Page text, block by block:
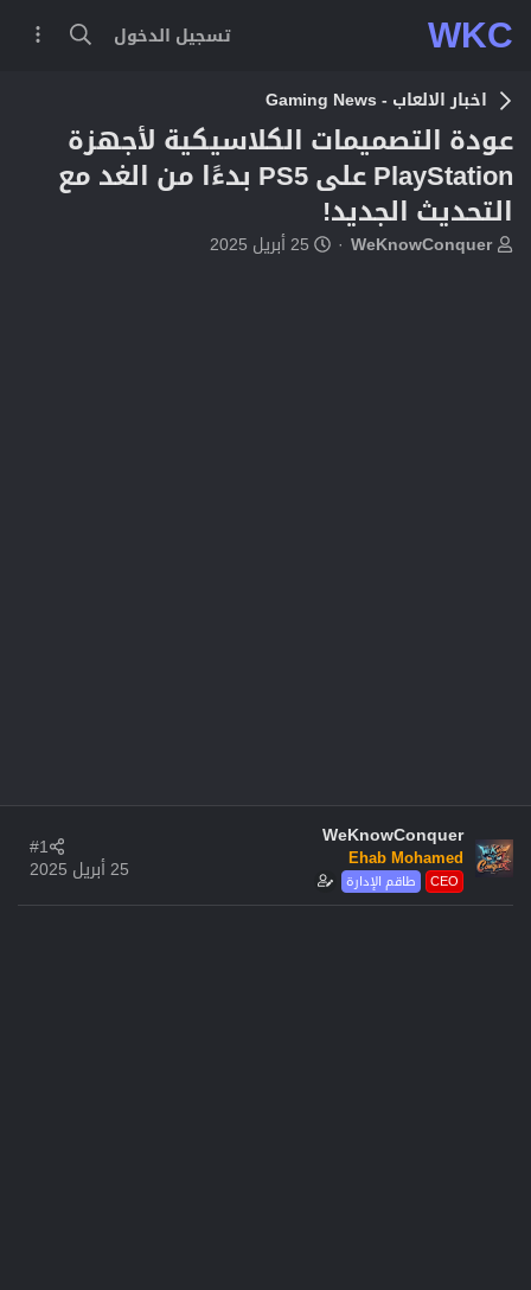
WKC تسجيل الدخول
اخبار الالعاب - Gaming News
عودة التصميمات الكلاسيكية لأجهزة
PlayStation على PS5 بدءًا من الغد مع
التحديث الجديد!
بWeKnowConquer
ت25 أبريل 2025
WeKnowConquer
Ehab Mohamed
طاقم الإدارة CEO
25 أبريل 2025
#1